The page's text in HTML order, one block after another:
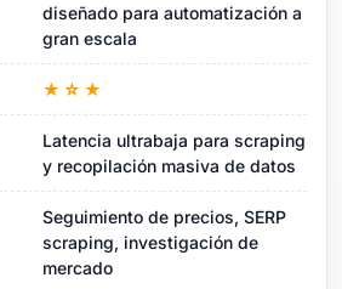
diseñado para automatización a
gran escala
★☆★
Latencia ultrabaja para scraping
y recopilación masiva de datos
Seguimiento de precios, SERP
scraping, investigación de
mercado